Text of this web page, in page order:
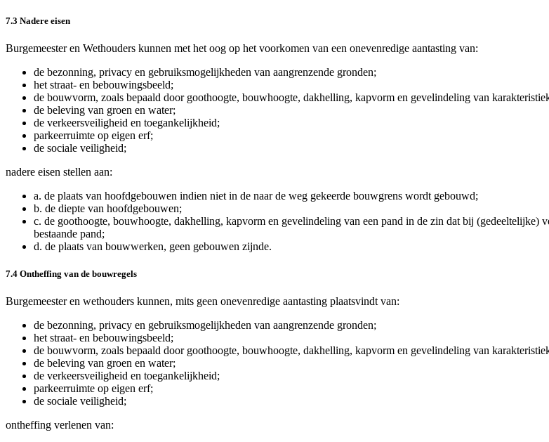
7.3 Nadere eisen
Burgemeester en Wethouders kunnen met het oog op het voorkomen van een onevenredige aantasting van:
de bezonning, privacy en gebruiksmogelijkheden van aangrenzende gronden;
het straat- en bebouwingsbeeld;
de bouwvorm, zoals bepaald door goothoogte, bouwhoogte, dakhelling, kapvorm en gevelindeling van
de beleving van groen en water;
de verkeersveiligheid en toegankelijkheid;
parkeerruimte op eigen erf;
de sociale veiligheid;
nadere eisen stellen aan:
a. de plaats van hoofdgebouwen indien niet in de naar de weg gekeerde bouwgrens wordt gebouwd;
b. de diepte van hoofdgebouwen;
c. de goothoogte, bouwhoogte, dakhelling, kapvorm en gevelindeling van een pand in de zin dat bij
bestaande pand;
d. de plaats van bouwwerken, geen gebouwen zijnde.
7.4 Ontheffing van de bouwregels
Burgemeester en wethouders kunnen, mits geen onevenredige aantasting plaatsvindt van:
de bezonning, privacy en gebruiksmogelijkheden van aangrenzende gronden;
het straat- en bebouwingsbeeld;
de bouwvorm, zoals bepaald door goothoogte, bouwhoogte, dakhelling, kapvorm en gevelindeling van
de beleving van groen en water;
de verkeersveiligheid en toegankelijkheid;
parkeerruimte op eigen erf;
de sociale veiligheid;
ontheffing verlenen van: